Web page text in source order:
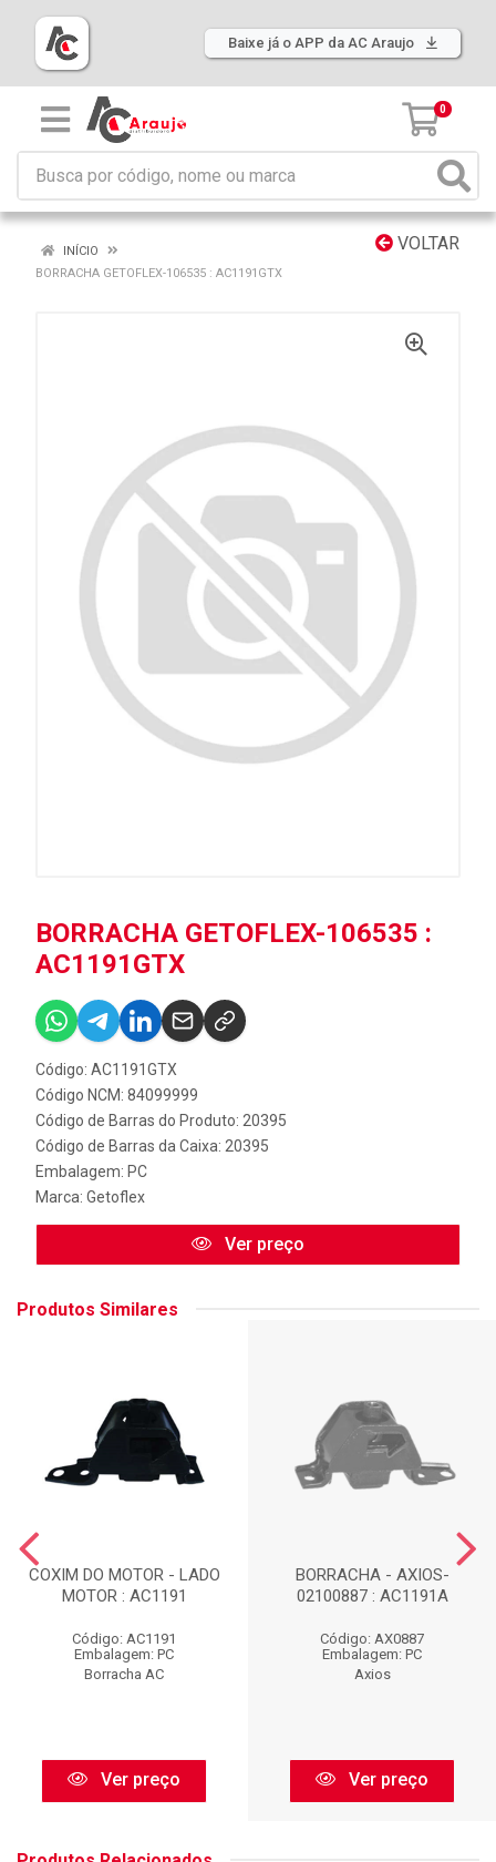
Baixe já o APP da AC Araujo
0
VOLTAR
INÍCIO
BORRACHA GETOFLEX-106535 : AC1191GTX
BORRACHA GETOFLEX-106535 :
AC1191GTX
Código: AC1191GTX
Código NCM: 84099999
Código de Barras do Produto: 20395
Código de Barras da Caixa: 20395
Embalagem: PC
Marca: Getoflex
Ver preço
Produtos Similares
COXIM DO MOTOR - LADO
MOTOR : AC1191
Código: AC1191
Embalagem: PC
Borracha AC
Ver preço
BORRACHA - AXIOS-
02100887 : AC1191A
Código: AX0887
Embalagem: PC
Axios
Ver preço